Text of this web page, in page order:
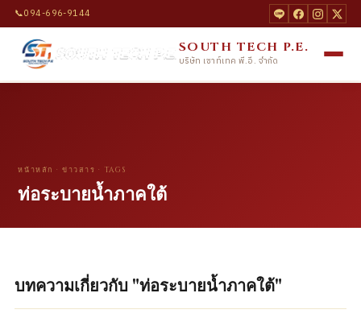
📞094-696-9144
SOUTH TECH P.E.
บริษัท เซาท์เทค พี.อี. จำกัด
หน้าหลัก · ข่าวสาร · TAGS
ท่อระบายน้ำภาคใต้
บทความเกี่ยวกับ "ท่อระบายน้ำภาคใต้"